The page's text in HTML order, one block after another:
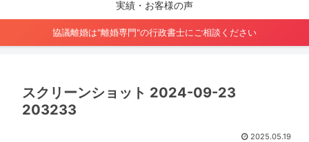
実績・お客様の声
協議離婚は"離婚専門"の行政書士にご相談ください
スクリーンショット 2024-09-23
203233
2025.05.19